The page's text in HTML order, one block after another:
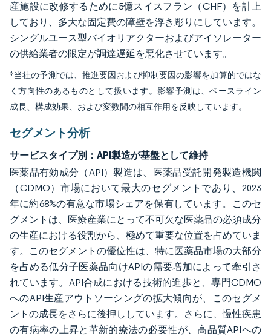
産施設に改修するために5億スイスフラン（CHF）を計上
しており、多大な固定費の障壁を浮き彫りにしています。
シングルユース型バイオリアクターおよびアイソレーター
の供給業者の限定が調達遅延を悪化させています。
*当社の予測では、推進要因および抑制要因の影響を加算的ではな
く方向性のあるものとして扱います。影響予測は、ベースライン
成長、構成効果、および変数間の相互作用を反映しています。
セグメント分析
サービスタイプ別：API製造が基盤として維持
医薬品有効成分（API）製造は、医薬品受託開発製造機関
（CDMO）市場において最大のセグメントであり、2023
年に約68%の有意な市場シェアを保有しています。このセ
グメントは、医療産業にとって不可欠な医薬品の必須成分
の生産における役割から、極めて重要な位置を占めていま
す。このセグメントの優位性は、特に医薬品市場の大部分
を占める低分子医薬品向けAPIの需要増加によって牽引さ
れています。API合成における技術的進歩と、専門CDMO
へのAPI生産アウトソーシングの拡大傾向が、このセグメ
ントの成長をさらに後押ししています。さらに、慢性疾患
の有病率の上昇と革新的療法の必要性が、高品質APIへの